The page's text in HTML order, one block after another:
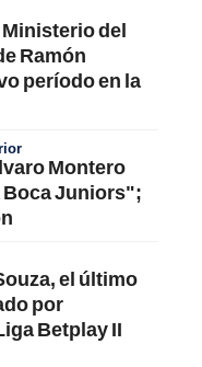
del
Ramón
período en la
Montero
Boca Juniors";
el último
por
Betplay II